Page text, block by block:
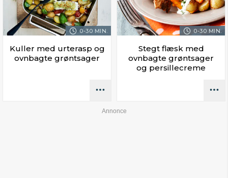
0-30 MIN.
Kuller med urterasp og
ovnbagte grøntsager
0-30 MIN.
Stegt flæsk med
ovnbagte grøntsager
og persillecreme